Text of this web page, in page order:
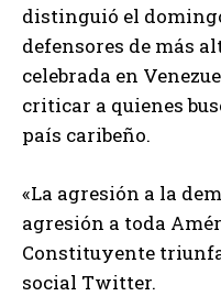
distinguió el
defensores de más
celebrada en
criticar a quienes
país caribeño.
«La agresión a la
agresión a toda
Constituyente
social Twitter.